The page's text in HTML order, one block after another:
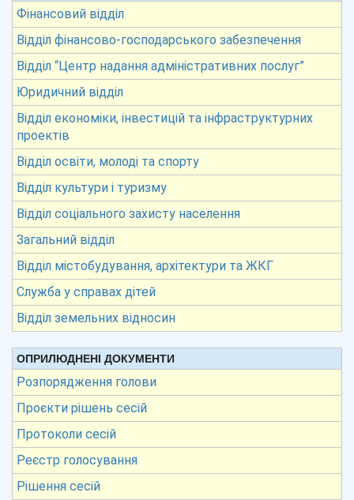
Фінансовий відділ
Відділ фінансово-господарського забезпечення
Відділ “Центр надання адміністративних послуг”
Юридичний відділ
Відділ економіки, інвестицій та інфраструктурних
проектів
Відділ освіти, молоді та спорту
Відділ культури і туризму
Відділ соціального захисту населення
Загальний відділ
Відділ містобудування, архітектури та ЖКГ
Служба у справах дітей
Відділ земельних відносин
ОПРИЛЮДНЕНІ ДОКУМЕНТИ
Розпорядження голови
Проєкти рішень сесій
Протоколи сесій
Реєстр голосування
Рішення сесій